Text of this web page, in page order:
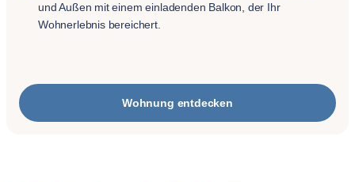
und Außen mit einem einladenden Balkon, der Ihr
Wohnerlebnis bereichert.
Wohnung entdecken